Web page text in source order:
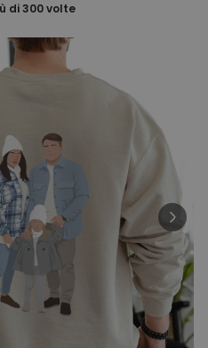
con Foto
Comprato
più di 2.500
Testo
Comprato
più di 9.900
volte
con
Comprato
più di 14.000
volte
di 300volte